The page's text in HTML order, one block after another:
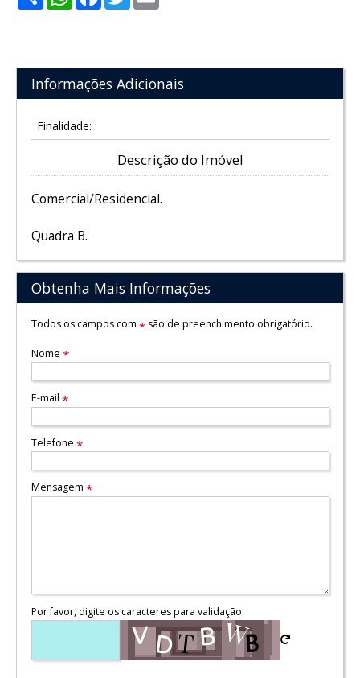
Informações Adicionais
Finalidade:
Descrição do Imóvel
Comercial/Residencial.
Quadra B.
Obtenha Mais Informações
Todos os campos com *são de preenchimento obrigatório.
Nome *
E-mail *
Telefone *
Mensagem *
Por favor, digite os caracteres para validação: